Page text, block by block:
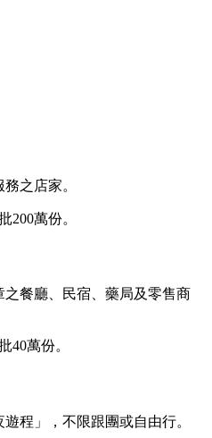
之店家。
200萬份。
餐廳、民宿、藥局及零售商
40萬份。
程」，不限跟團或自由行。